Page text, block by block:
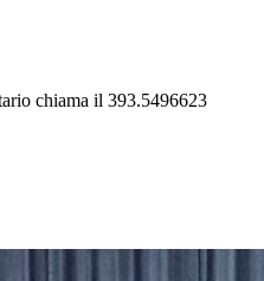
chiama il 393.5496623